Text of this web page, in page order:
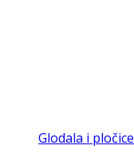
Glodala i pločice